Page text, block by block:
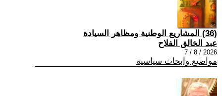
(36) المشاريع الوطنية ومظاهر السيادة
عبد الخالق الفلاح
2026 / 8 / 7
مواضيع وابحاث سياسية